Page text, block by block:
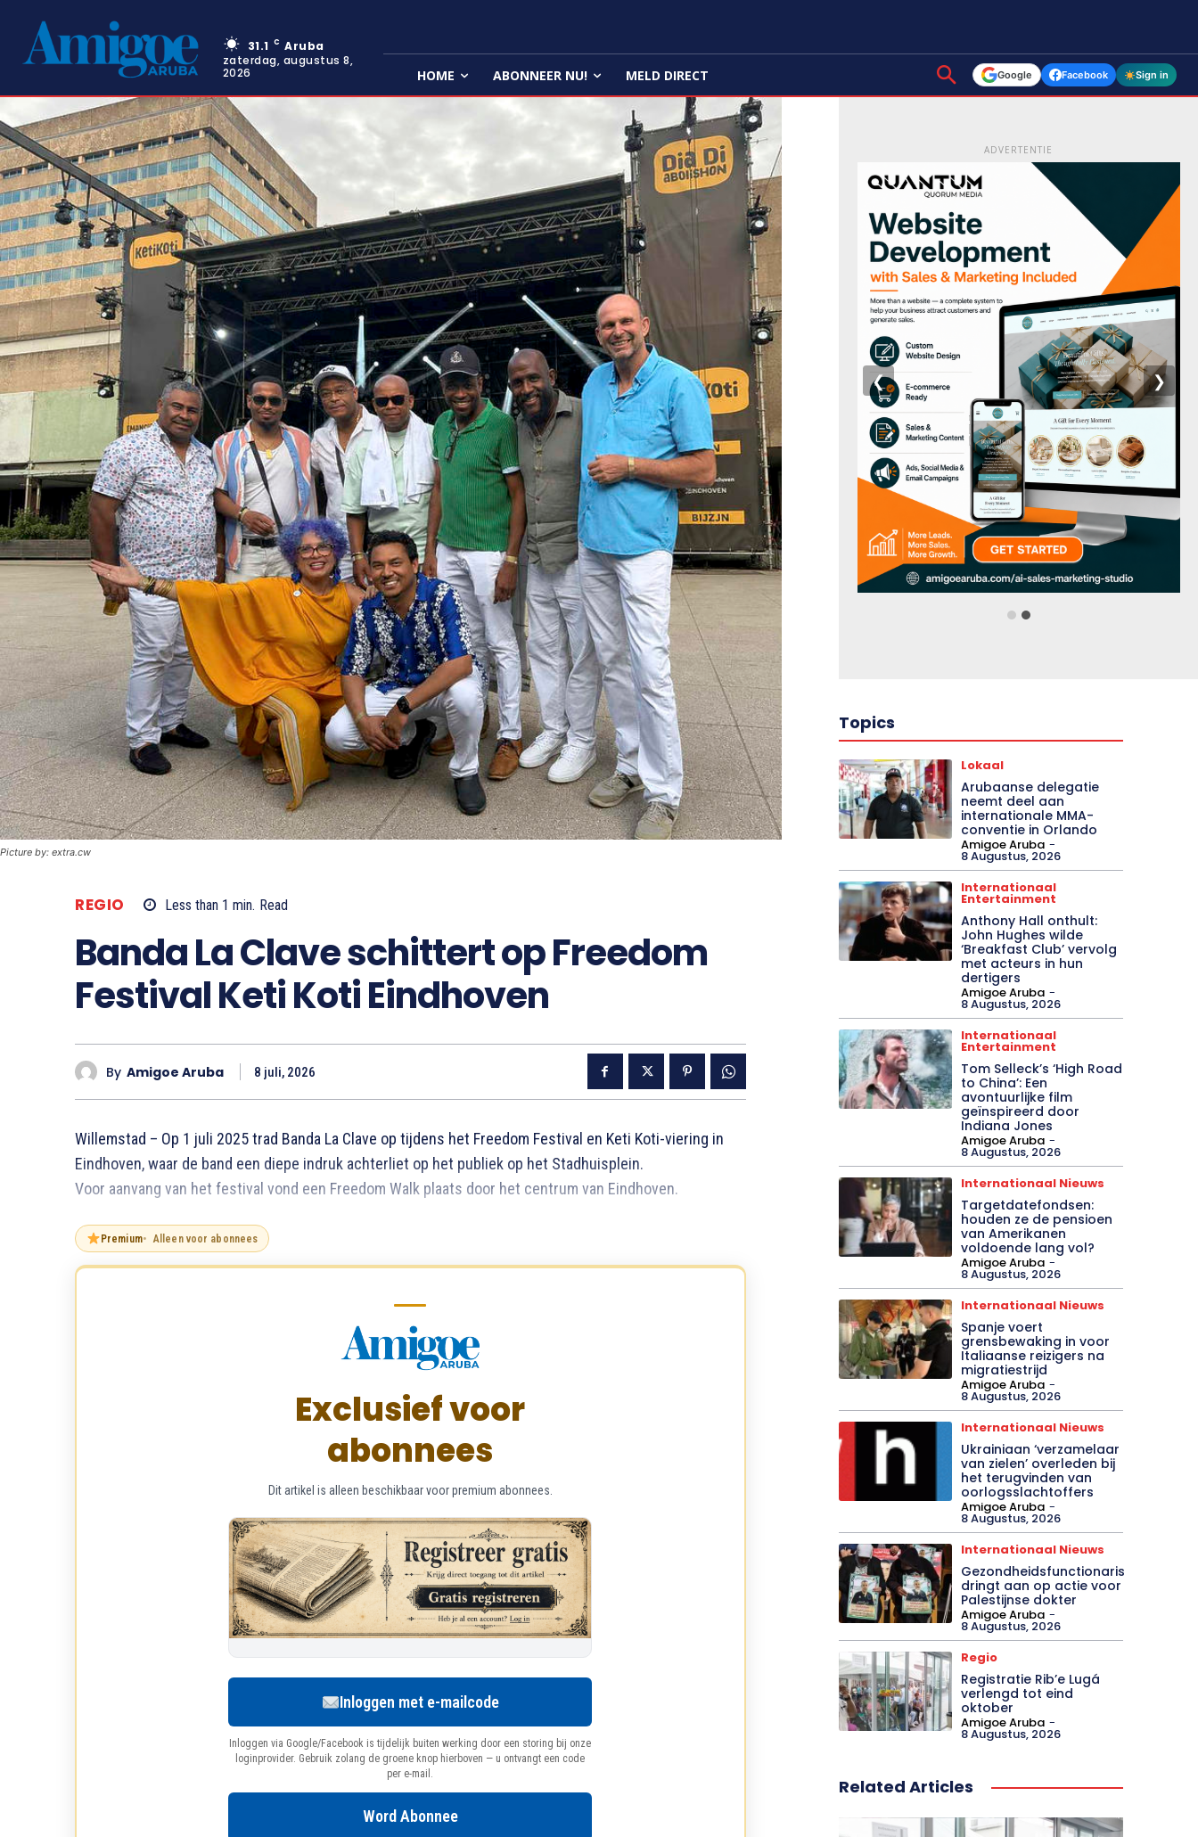
31.1 C Aruba
zaterdag, augustus 8,
2026
HOME ABONNEER NU! MELD DIRECT Google Facebook Sign in
Picture by: extra.cw
REGIO Less than 1 min. Read
Banda La Clave schittert op Freedom
Festival Keti Koti Eindhoven
By Amigoe Aruba 8 juli, 2026
Willemstad – Op 1 juli 2025 trad Banda La Clave op tijdens het Freedom Festival en Keti Koti-viering in
Eindhoven, waar de band een diepe indruk achterliet op het publiek op het Stadhuisplein.
Voor aanvang van het festival vond een Freedom Walk plaats door het centrum van Eindhoven.
Premium Alleen voor abonnees
Exclusief voor
abonnees
Dit artikel is alleen beschikbaar voor premium abonnees.
Inloggen met e-mailcode
Inloggen via Google/Facebook is tijdelijk buiten werking door een storing bij onze
loginprovider. Gebruik zolang de groene knop hierboven — u ontvangt een code
per e-mail.
Word Abonnee
ADVERTENTIE
❮ ❯
Topics
Lokaal
Arubaanse delegatie
neemt deel aan
internationale MMA-
conventie in Orlando
Amigoe Aruba -
8 Augustus, 2026
Internationaal
Entertainment
Anthony Hall onthult:
John Hughes wilde
‘Breakfast Club’ vervolg
met acteurs in hun
dertigers
Amigoe Aruba -
8 Augustus, 2026
Internationaal
Entertainment
Tom Selleck’s ‘High Road
to China’: Een
avontuurlijke film
geïnspireerd door
Indiana Jones
Amigoe Aruba -
8 Augustus, 2026
Internationaal Nieuws
Targetdatefondsen:
houden ze de pensioen
van Amerikanen
voldoende lang vol?
Amigoe Aruba -
8 Augustus, 2026
Internationaal Nieuws
Spanje voert
grensbewaking in voor
Italiaanse reizigers na
migratiestrijd
Amigoe Aruba -
8 Augustus, 2026
Internationaal Nieuws
Ukrainiaan ‘verzamelaar
van zielen’ overleden bij
het terugvinden van
oorlogsslachtoffers
Amigoe Aruba -
8 Augustus, 2026
Internationaal Nieuws
Gezondheidsfunctionaris
dringt aan op actie voor
Palestijnse dokter
Amigoe Aruba -
8 Augustus, 2026
Regio
Registratie Rib’e Lugá
verlengd tot eind
oktober
Amigoe Aruba -
8 Augustus, 2026
Related Articles